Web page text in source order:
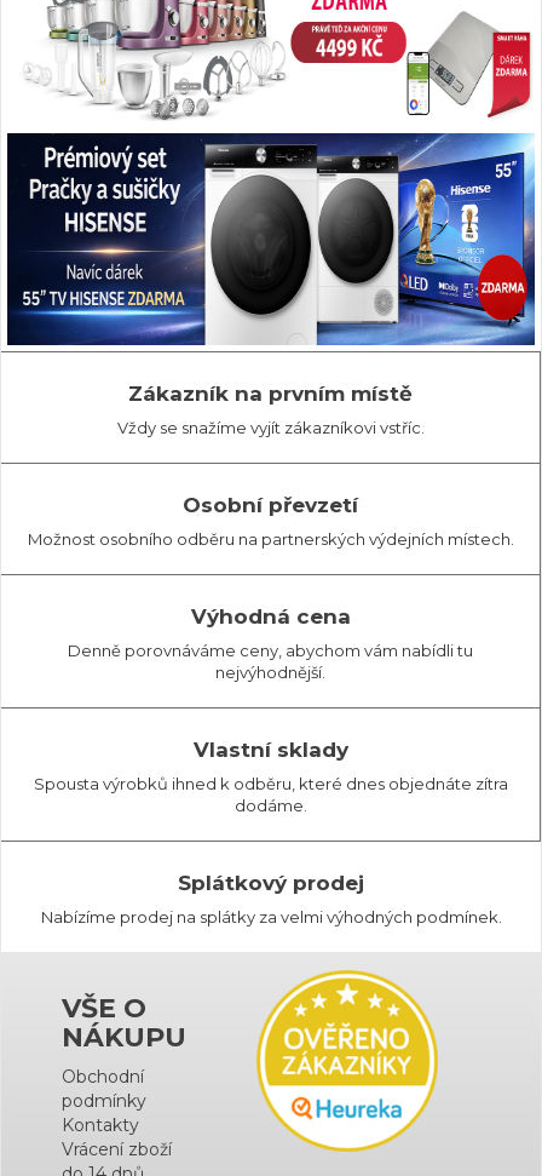
Zákazník na prvním místě
Vždy se snažíme vyjít zákazníkovi vstříc.
Osobní převzetí
Možnost osobního odběru na partnerských výdejních místech.
Výhodná cena
Denně porovnáváme ceny, abychom vám nabídli tu
nejvýhodnější.
Vlastní sklady
Spousta výrobků ihned k odběru, které dnes objednáte zítra
dodáme.
Splátkový prodej
Nabízíme prodej na splátky za velmi výhodných podmínek.
VŠE O
NÁKUPU
Obchodní
podmínky
Kontakty
Vrácení zboží